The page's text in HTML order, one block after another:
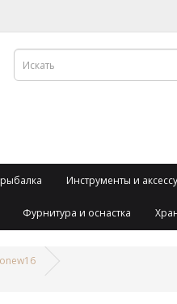
Инструменты и
Фурнитура и оснастка